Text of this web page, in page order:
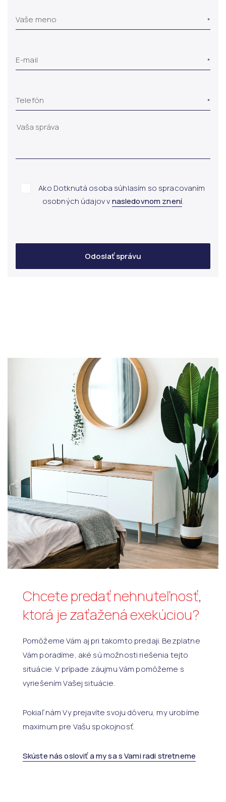
Vaše meno
E-mail
Telefón
Ako Dotknutá osoba súhlasím so spracovaním
osobných údajov vnasledovnom znení.
Odoslať správu
Chcete predať nehnuteľnosť,
ktorá je zaťažená exekúciou?
Pomôžeme Vám aj pri takomto predaji. Bezplatne
Vám poradíme, aké sú možnosti riešenia tejto
situácie. V prípade záujmu Vám pomôžeme s
vyriešením Vašej situácie.
Pokiaľ nám Vy prejavíte svoju dôveru, my urobíme
maximum pre Vašu spokojnosť.
Skúste nás osloviť a my sa s Vami radi stretneme